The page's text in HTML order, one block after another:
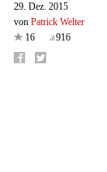
29. Dez. 2015
von Patrick Welter
16
916